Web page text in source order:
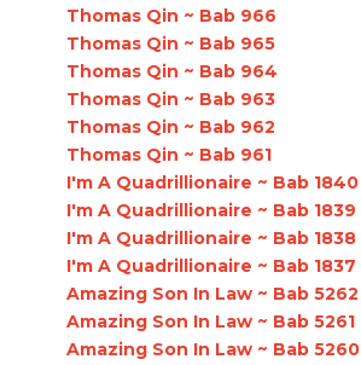
Thomas Qin ~ Bab 966
Thomas Qin ~ Bab 965
Thomas Qin ~ Bab 964
Thomas Qin ~ Bab 963
Thomas Qin ~ Bab 962
Thomas Qin ~ Bab 961
I'm A Quadrillionaire ~ Bab 1840
I'm A Quadrillionaire ~ Bab 1839
I'm A Quadrillionaire ~ Bab 1838
I'm A Quadrillionaire ~ Bab 1837
Amazing Son In Law ~ Bab 5262
Amazing Son In Law ~ Bab 5261
Amazing Son In Law ~ Bab 5260